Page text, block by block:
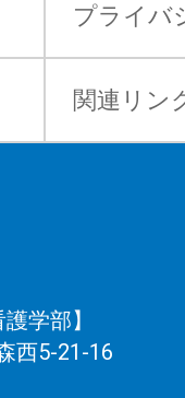
プライバ
関連リン
学部】
西5-21-16